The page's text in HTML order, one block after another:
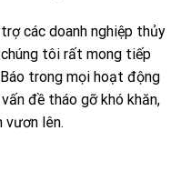
các doanh nghiệp thủy
tôi rất mong tiếp
trong mọi hoạt động
đề tháo gỡ khó khăn,
vươn lên.